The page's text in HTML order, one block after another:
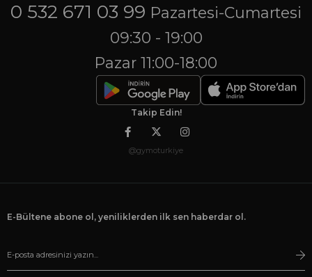
0 532 671 03 99 Pazartesi-Cumartesi
09:30 - 19:00
Pazar 11:00-18:00
Takip Edin!
@gymoturkiye
E-Bültene abone ol, yeniliklerden ilk sen haberdar ol.